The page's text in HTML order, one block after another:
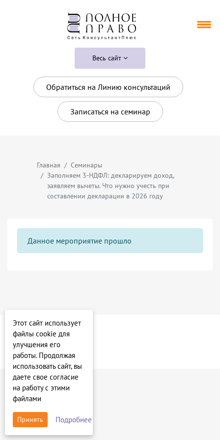
Весь сайт
Обратиться на Линию консультаций
Записаться на семинар
Главная
Семинары
Заполняем 3-НДФЛ: декларируем доход,
заявляем вычеты. Что нужно учесть при
составлении декларации в 2026 году
Данное мероприятие прошло
Этот сайт использует
файлы cookie для
улучшения его
работы. Продолжая
использовать сайт, вы
даете свое согласие
на работу с этими
файлами
Принять Подробнее